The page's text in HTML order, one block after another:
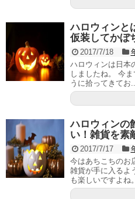
ハロウィンと
仮装してかぼ
2017/7/18
ハロウィンは日本
しましたね。 今
うに拾ってきてお...
ハロウィンの
い！雑貨を素
2017/7/17
今はあちこちのお
雑貨が手に入るよ
も楽しいですよね